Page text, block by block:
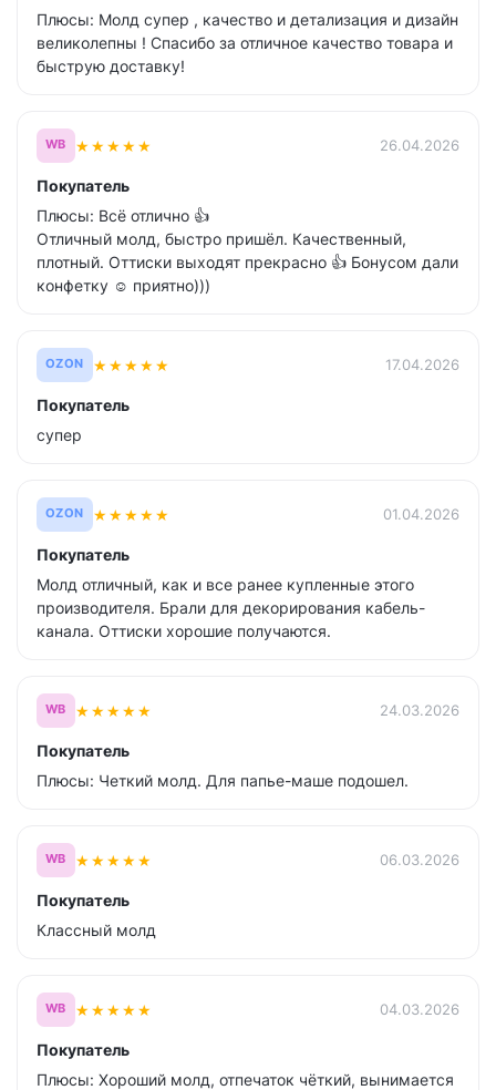
Плюсы: Молд супер , качество и детализация и дизайн
великолепны ! Спасибо за отличное качество товара и
быструю доставку!
WB ★★★★★ 26.04.2026
Покупатель
Плюсы: Всё отлично 👍
Отличный молд, быстро пришёл. Качественный,
плотный. Оттиски выходят прекрасно 👍 Бонусом дали
конфетку ☺️ приятно)))
OZON ★★★★★ 17.04.2026
Покупатель
супер
OZON ★★★★★ 01.04.2026
Покупатель
Молд отличный, как и все ранее купленные этого
производителя. Брали для декорирования кабель-
канала. Оттиски хорошие получаются.
WB ★★★★★ 24.03.2026
Покупатель
Плюсы: Четкий молд. Для папье-маше подошел.
WB ★★★★★ 06.03.2026
Покупатель
Классный молд
WB ★★★★★ 04.03.2026
Покупатель
Плюсы: Хороший молд, отпечаток чёткий, вынимается